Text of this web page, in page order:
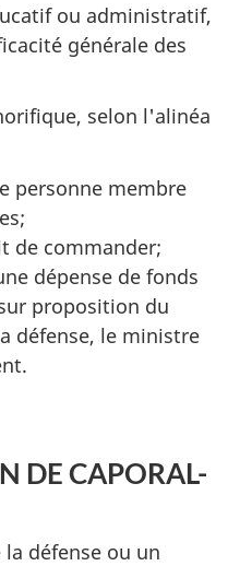
ou administratif,
générale des
selon l'alinéa
personne membre
de commander;
dépense de fonds
proposition du
défense, le ministre
DE CAPORAL-
défense ou un